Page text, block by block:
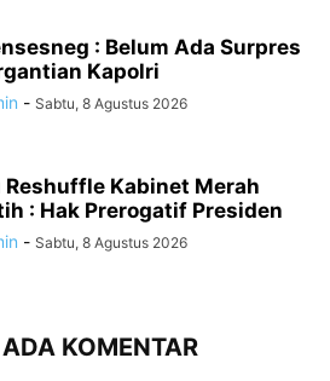
: Belum Ada Surpres
Kapolri
- Sabtu, 8 Agustus 2026
Reshuffle Kabinet Merah
: Hak Prerogatif Presiden
- Sabtu, 8 Agustus 2026
KOMENTAR